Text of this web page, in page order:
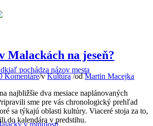
pochádza názov mesta
v minulosti
Malackách na jeseň?
Komentáre/vKultúra /odMartin Macejka
najbližšie dva mesiace naplánovaných
sme pre vás chronologický prehľad
sa týkajú oblasti kultúry. Viaceré stoja za to,
do kalendára v predstihu.